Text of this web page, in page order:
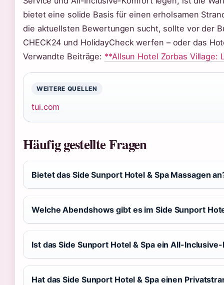
bietet eine solide Basis für einen erholsamen
die aktuellsten Bewertungen sucht, sollte vor der
CHECK24 und HolidayCheck werfen – oder das
Verwandte Beiträge: **Allsun Hotel Zorbas Village:
WEITERE QUELLEN
tui.com
Häufig gestellte Fragen
Bietet das Side Sunport Hotel & Spa Massagen
Welche Abendshows gibt es im Side Sunport
Ist das Side Sunport Hotel & Spa ein All-
Hat das Side Sunport Hotel & Spa einen